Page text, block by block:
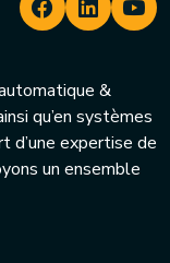
&
qu’en systèmes
d’une expertise de
un ensemble